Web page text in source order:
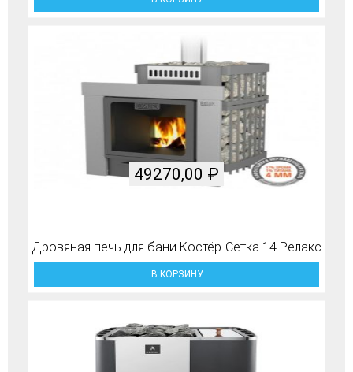
Дровяная печь для бани Костёр-Сетка 14 Релакс
49270,00 ₽
В КОРЗИНУ